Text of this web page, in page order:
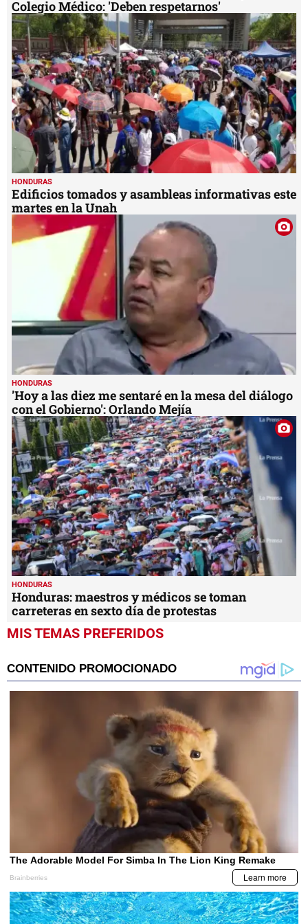
Colegio Médico: 'Deben respetarnos'
HONDURAS
Edificios tomados y asambleas informativas este
martes en la Unah
HONDURAS
'Hoy a las diez me sentaré en la mesa del diálogo
con el Gobierno': Orlando Mejía
HONDURAS
Honduras: maestros y médicos se toman
carreteras en sexto día de protestas
MIS TEMAS PREFERIDOS